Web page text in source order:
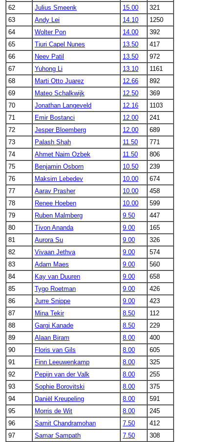
62
Julius Smeenk 15.00
321
63
Andy Lei 14.10
1250
64
Wolter Pon 14.00
392
65
Tiuri Capel Nunes 13.50
417
66
Neev Patil 13.50
972
67
Yuhong Li 13.10
1161
68
Marti Otto Juarez 12.66
892
69
Mateo Schalkwijk 12.50
369
70
Jonathan Langeveld 12.16
1103
71
Emir Bostanci 12.00
241
72
Jesper Bloemberg 12.00
689
73
Palash Shah 11.50
771
74
Ahmet Naim Ozbek 11.50
806
75
Benjamin Osborn 10.50
239
76
Maksim Lebedev 10.00
674
77
Aarav Prasher 10.00
458
78
Renee Hoeben 10.00
599
79
Ruben Malmberg 9.50
447
80
Tivon Ananda 9.00
165
81
Aurora Su 9.00
326
82
Vivaan Jethva 9.00
574
83
Adam Maes 9.00
560
84
Kay van Duuren 9.00
658
85
Tygo Roetman 9.00
426
86
Jurre Snippe 9.00
423
87
Mina Tekir 8.50
112
88
Gargi Kanade 8.50
229
89
Alaan Biram 8.00
400
90
Floris van Gils 8.00
605
91
Finn Leeuwenkamp 8.00
325
92
Pepijn van der Valk 8.00
255
93
Sophie Borovitski 8.00
375
94
Daniël Kreupeling 8.00
591
95
Morris de Wit 8.00
245
96
Samit Chandramohan 7.50
412
97
Samar Sampath 7.50
308